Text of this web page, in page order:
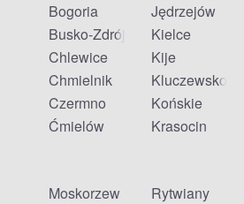
Bogoria
Busko-Zdrój
Chlewice
Chmielnik
Czermno
Ćmielów
Jędrzejów
Kielce
Kije
Kluczewsko
Końskie
Krasocin
Moskorzew
Rytwiany